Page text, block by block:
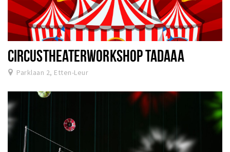
CIRCUSTHEATERWORKSHOP TADAAA
Parklaan 2, Etten-Leur